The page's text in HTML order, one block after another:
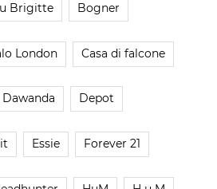
Brigitte Bogner
London Casa di falcone
Dawanda Depot
Essie Forever 21